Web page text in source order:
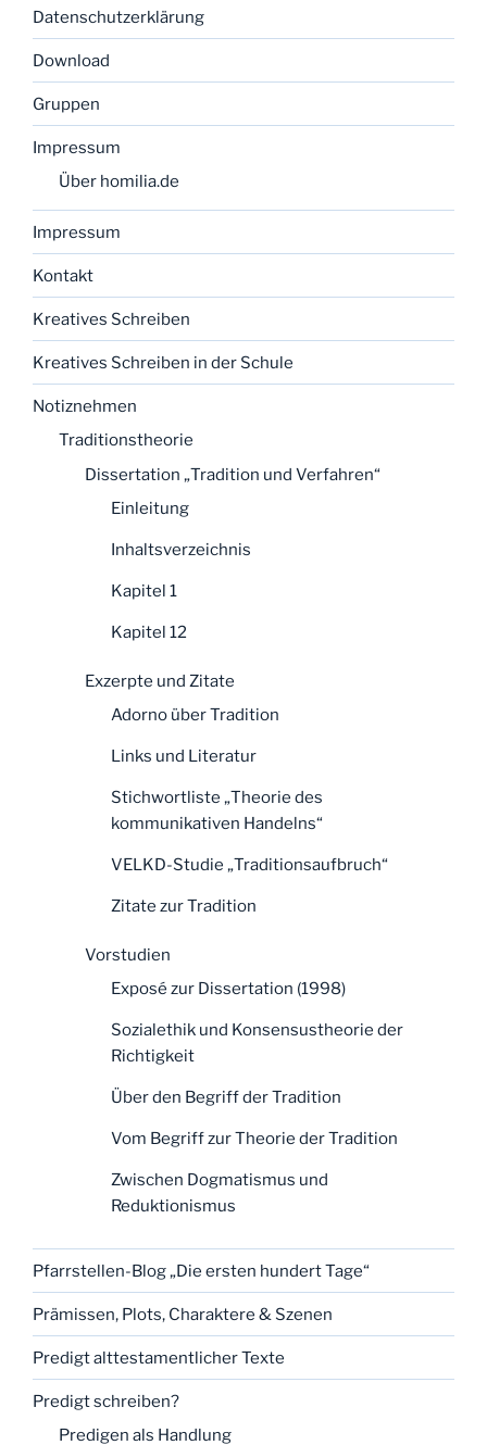
Datenschutzerklärung
Download
Gruppen
Impressum
Über homilia.de
Impressum
Kontakt
Kreatives Schreiben
Kreatives Schreiben in der Schule
Notiznehmen
Traditionstheorie
Dissertation „Tradition und Verfahren“
Einleitung
Inhaltsverzeichnis
Kapitel 1
Kapitel 12
Exzerpte und Zitate
Adorno über Tradition
Links und Literatur
Stichwortliste „Theorie des
kommunikativen Handelns“
VELKD-Studie „Traditionsaufbruch“
Zitate zur Tradition
Vorstudien
Exposé zur Dissertation (1998)
Sozialethik und Konsensustheorie der
Richtigkeit
Über den Begriff der Tradition
Vom Begriff zur Theorie der Tradition
Zwischen Dogmatismus und
Reduktionismus
Pfarrstellen-Blog „Die ersten hundert Tage“
Prämissen, Plots, Charaktere & Szenen
Predigt alttestamentlicher Texte
Predigt schreiben?
Predigen als Handlung